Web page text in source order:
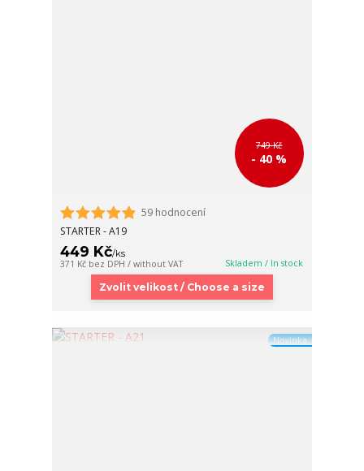
749 Kč
- 40 %
59 hodnocení
STARTER - A19
449 Kč/ks
371 Kč bez DPH / without VAT Skladem / In stock
Zvolit velikost / Choose a size
Novinka